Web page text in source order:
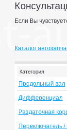
Если Вы
Каталог
Категория
Продольный вал
Дифференциал
Раздаточная
Переключатель /